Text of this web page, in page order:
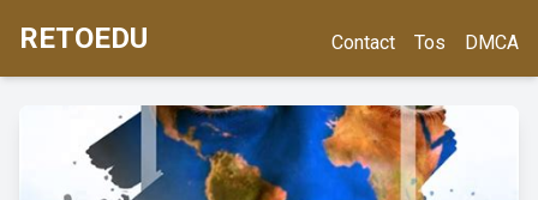
RETOEDU Contact Tos DMCA